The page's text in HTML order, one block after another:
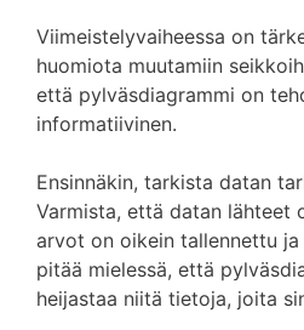
Viimeistelyvaiheessa on
huomiota muutamiin
että pylväsdiagrammi on
informatiivinen.
Ensinnäkin, tarkista datan
Varmista, että datan lähteet
arvot on oikein tallennettu
pitää mielessä, että
heijastaa niitä tietoja, joita